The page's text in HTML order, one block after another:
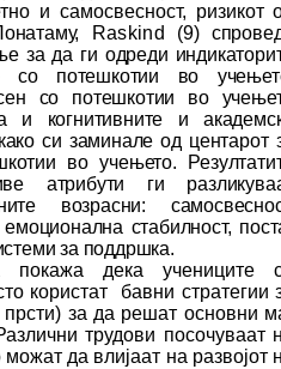
и самосвесност, ри­зи­кот
Raskind
(9)
за да ги одреди
со потешкотии во
со по­теш­ко­тии во
и ко­гнитивните и
си заминале од центарот
во учењето.
ат­ри­бу­ти ги
возрасни:
емоционална стабилност,
за под­дрш­ка.
покажа дека уче­ни­ци­те
ко­рис­тат бавни стратегии
за да решат основни
трудови по­со­чуваат
да влијаат на развојот